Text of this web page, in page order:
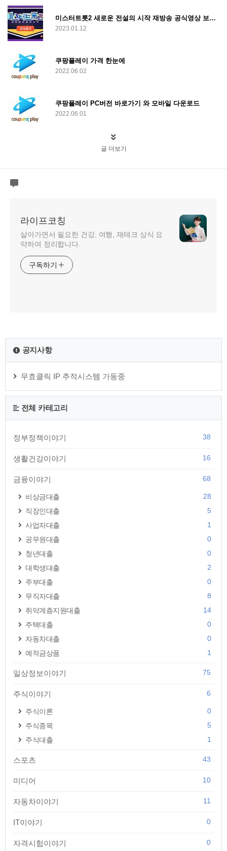
미스터트롯2 새로운 전설의 시작 재방송 공식영상 보러가기
2023.01.12
쿠팡플레이 가격 한눈에
2022.06.02
쿠팡플레이 PC버전 바로가기 와 모바일 다운로드
2022.06.01
글 더보기
라이프코칭
살아가면서 필요한 건강, 여행, 재테크 상식 요
약하여 정리합니다.
구독하기
공지사항
무효클릭 IP 추적시스템 가동중
전체 카테고리
정부정책이야기 38
생활건강이야기 16
금융이야기 68
비상금대출
28
직장인대출
5
사업자대출
1
공무원대출
0
청년대출
0
대학생대출
2
주부대출
0
무직자대출
8
취약계층지원대출
14
주택대출
0
자동차대출
0
예적금상품
1
일상정보이야기 75
주식이야기 6
주식이론
0
주식종목
5
주식대출
1
스포츠 43
미디어 10
자동차이야기 11
IT이야기 0
자격시험이야기 0